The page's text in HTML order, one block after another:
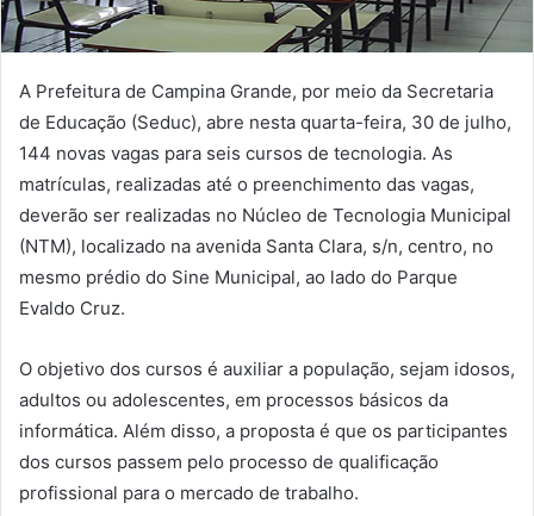
A Prefeitura de Campina Grande, por meio da Secretaria
de Educação (Seduc), abre nesta quarta-feira, 30 de julho,
144 novas vagas para seis cursos de tecnologia. As
matrículas, realizadas até o preenchimento das vagas,
deverão ser realizadas no Núcleo de Tecnologia Municipal
(NTM), localizado na avenida Santa Clara, s/n, centro, no
mesmo prédio do Sine Municipal, ao lado do Parque
Evaldo Cruz.
O objetivo dos cursos é auxiliar a população, sejam idosos,
adultos ou adolescentes, em processos básicos da
informática. Além disso, a proposta é que os participantes
dos cursos passem pelo processo de qualificação
profissional para o mercado de trabalho.